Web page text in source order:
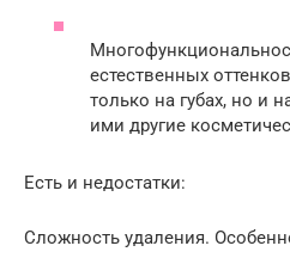
естественных
только на губах, но и
ими другие
Есть и недостатки:
Сложность удаления.